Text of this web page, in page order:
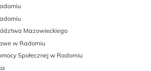
Mazowieckiego
w Radomiu
Społecznej w Radomiu